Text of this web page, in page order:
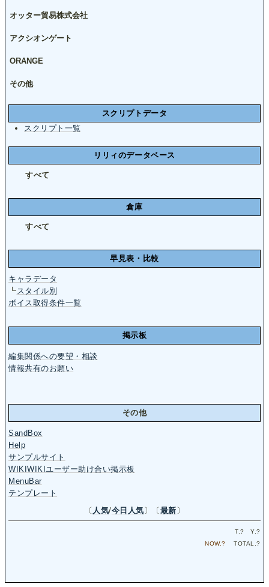
オッター貿易株式会社
アクシオンゲート
ORANGE
その他
スクリプトデータ
スクリプト一覧
リリィのデータベース
すべて
倉庫
すべて
早見表・比較
キャラデータ
┗スタイル別
ボイス取得条件一覧
掲示板
編集関係への要望・相談
情報共有のお願い
その他
SandBox
Help
サンプルサイト
WIKIWIKIユーザー助け合い掲示板
MenuBar
テンプレート
〔 人気/今日人気 〕〔 最新 〕
T.? Y.?
NOW.? TOTAL.?